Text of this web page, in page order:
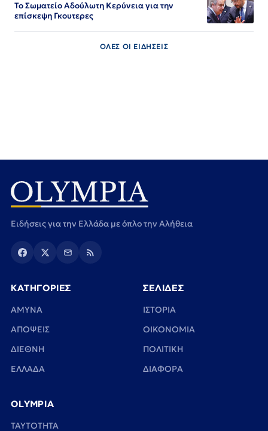
Το Σωματείο Αδούλωτη Κερύνεια για την
επίσκεψη Γκουτερες
ΟΛΕΣ ΟΙ ΕΙΔΗΣΕΙΣ
Ειδήσεις για την Ελλάδα με όπλο την Αλήθεια
ΚΑΤΗΓΟΡΙΕΣ
ΑΜΥΝΑ
ΑΠΟΨΕΙΣ
ΔΙΕΘΝΗ
ΕΛΛΑΔΑ
ΣΕΛΙΔΕΣ
ΙΣΤΟΡΙΑ
ΟΙΚΟΝΟΜΙΑ
ΠΟΛΙΤΙΚΗ
ΔΙΑΦΟΡΑ
OLYMPIA
TAYTOTHTA